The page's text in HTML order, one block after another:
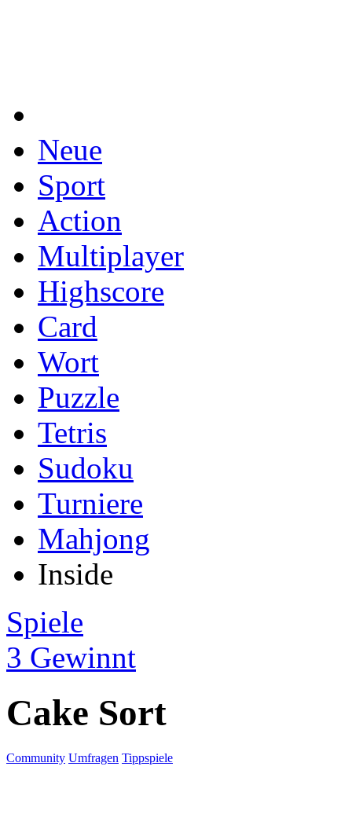
Neue
Sport
Action
Multiplayer
Highscore
Card
Wort
Puzzle
Tetris
Sudoku
Turniere
Mahjong
Inside
Spiele
3 Gewinnt
Cake Sort
Community Umfragen Tippspiele